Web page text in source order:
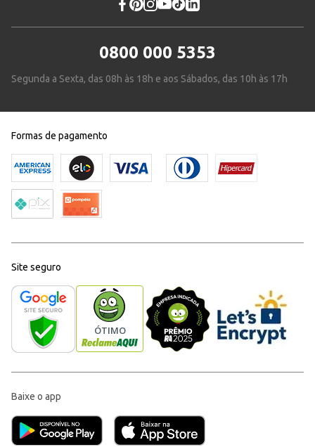
0800 000 5353
Segunda a Sexta, das 08h às 18h e aos Sábados, das 10h às 17h
Formas de pagamento
Site seguro
Baixe o app